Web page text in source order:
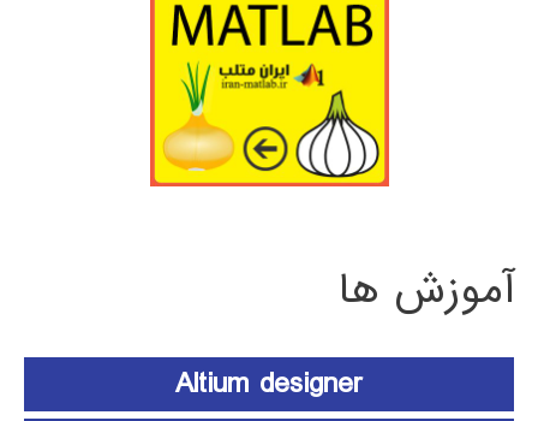
آموزش ها
Altium designer